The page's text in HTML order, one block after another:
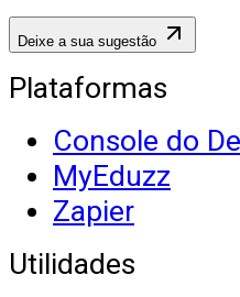
Deixe a sua sugestão
Plataformas
Console do
MyEduzz
Zapier
Utilidades